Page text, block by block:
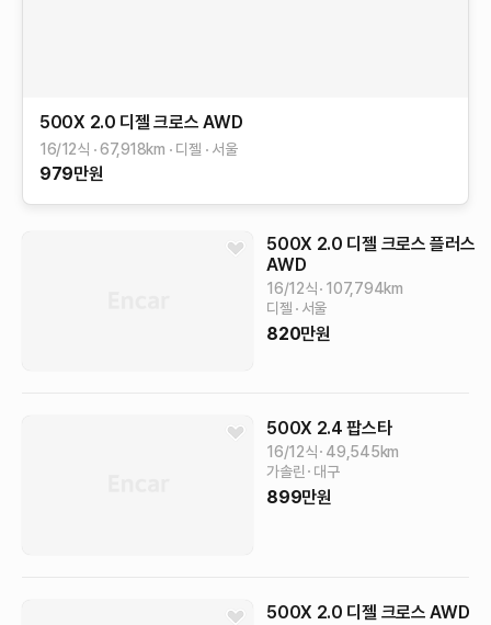
500X 2.0 디젤 크로스 AWD
16/12식 67,918km 디젤 서울
979만원
500X 2.0 디젤 크로스 플러스
AWD
16/12식 107,794km
디젤
서울
820만원
500X 2.4 팝스타
16/12식 49,545km
가솔린
대구
899만원
500X 2.0 디젤 크로스 AWD